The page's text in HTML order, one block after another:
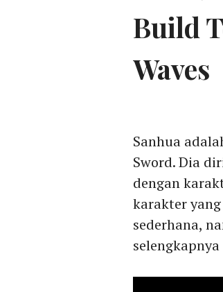
Build
Waves
Sanhua
Sword. Dia
dengan
karakter
sederhana,